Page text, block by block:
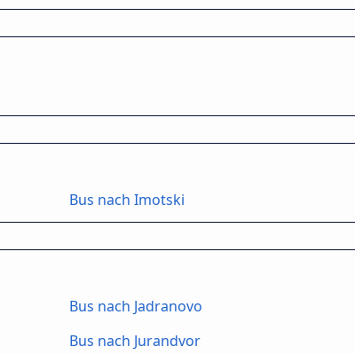
Bus nach Imotski
Bus nach Jadranovo
Bus nach Jurandvor